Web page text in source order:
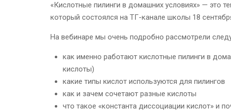
«Кислотные пилинги в домашних условиях» — это
который состоялся на ТГ-канале школы 18
На вебинаре мы очень подробно рассмотрели
как именно работают кислотные пилинги в
кислоты)
какие типы кислот используются для пилингов
как и зачем сочетают разные кислоты
что такое «константа диссоциации кислот» и